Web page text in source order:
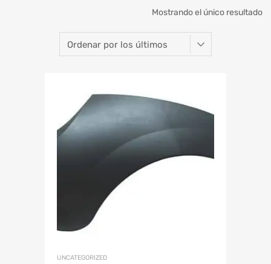
PLYMOUTH
RENAULT
SMART
VOLKSWAGEN
Mostrando el único resultado
UNCATEGORIZED